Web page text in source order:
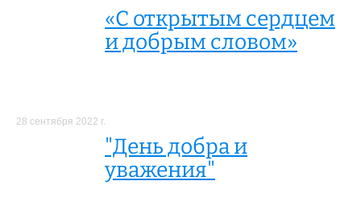
«С открытым сердцем
и добрым словом»
28 сентября 2022 г.
"День добра и
уважения"